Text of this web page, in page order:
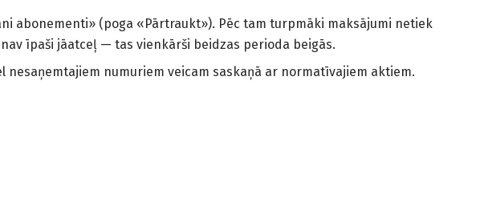
abonementi» (poga «Pārtraukt»). Pēc tam turpmāki maksājumi netiek
nav īpaši jāatceļ — tas vienkārši beidzas perioda beigās.
numuriem veicam saskaņā ar normatīvajiem aktiem.